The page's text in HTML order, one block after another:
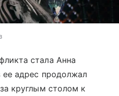
стала Анна
адрес продолжал
круглым столом к